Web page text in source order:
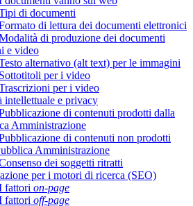
di documenti
di lettura dei documenti elettronici
di produzione dei documenti
e video
alternativo (alt text) per le immagini
per i video
per i video
intellettuale e privacy
di contenuti prodotti dalla
Amministrazione
di contenuti non prodotti
Amministrazione
dei soggetti ritratti
per i motori di ricerca (SEO)
fattori on-page
fattori off-page